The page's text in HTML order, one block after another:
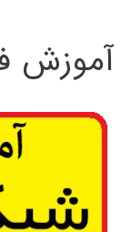
آموزش